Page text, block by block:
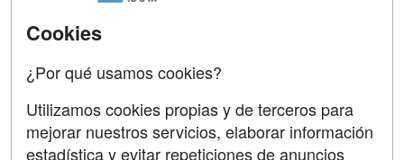
Aviso legal
Grupo formazion:
Cookies
¿Por qué usamos cookies?
Utilizamos cookies propias y de terceros para
mejorar nuestros servicios, elaborar información
estadística y evitar repeticiones de anuncios